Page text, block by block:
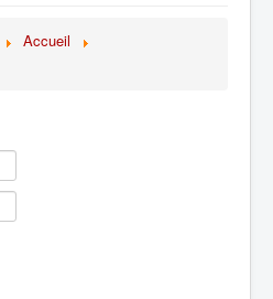
Accueil